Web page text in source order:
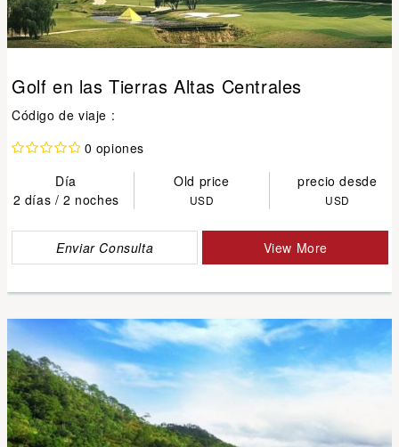
Golf en las Tierras Altas Centrales
Código de viaje :
0 opiones
Día
Old price
precio desde
2 días / 2 noches
USD USD
Enviar Consulta View More